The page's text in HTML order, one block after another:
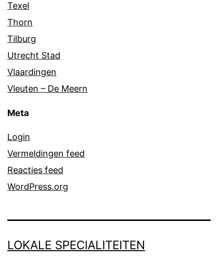
Texel
Thorn
Tilburg
Utrecht Stad
Vlaardingen
Vleuten – De Meern
Meta
Login
Vermeldingen feed
Reacties feed
WordPress.org
LOKALE SPECIALITEITEN